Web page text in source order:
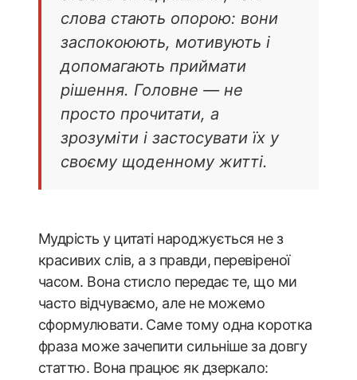
слова стають опорою: вони
заспокоюють, мотивують і
допомагають приймати
рішення. Головне — не
просто прочитати, а
зрозуміти і застосувати їх у
своєму щоденному житті.
Мудрість у цитаті народжується не з
красивих слів, а з правди, перевіреної
часом. Вона стисло передає те, що ми
часто відчуваємо, але не можемо
сформулювати. Саме тому одна коротка
фраза може зачепити сильніше за довгу
статтю. Вона працює як дзеркало: